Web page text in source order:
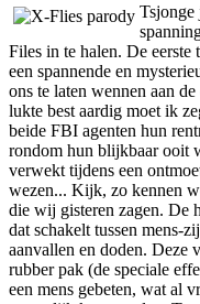
Tsjonge
Files in te halen. De
een spannende en
ons te laten wennen aan
lukte best aardig moet ik
beide FBI agenten hun
rondom hun blijkbaar ooit
verwekt tijdens een
wezen... Kijk, zo kennen
die wij gisteren zagen. De
dat schakelt tussen mens-
aanvallen en doden. Deze
rubber pak (de speciale
een mens gebeten, wat al